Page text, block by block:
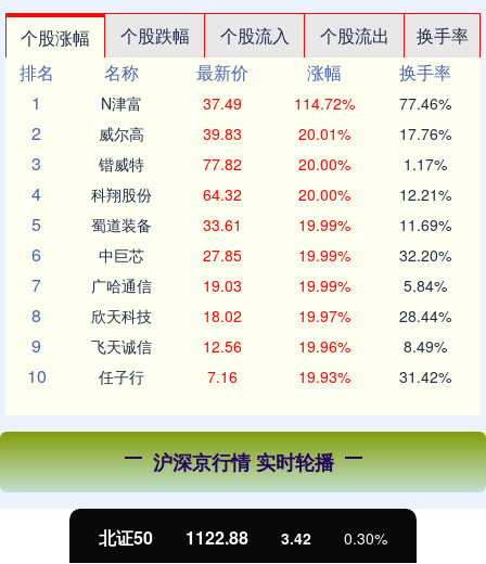
个股涨幅 个股跌幅 个股流入 个股流出
换手率
排名
名称 最新价 涨幅
换手率
1
N津富 37.49 114.72% 77.46%
2 威尔高 39.83 20.01% 17.76%
3 锴威特 77.82 20.00% 1.17%
4 科翔股份 64.32 20.00% 12.21%
5 蜀道装备 33.61 19.99% 11.69%
6 中巨芯 27.85 19.99% 32.20%
7 广哈通信 19.03 19.99% 5.84%
8 欣天科技 18.02 19.97% 28.44%
9 飞天诚信 12.56 19.96% 8.49%
10 任子行 7.16 19.93% 31.42%
沪深京行情 实时轮播
北证50 1122.88 3.42 0.30%